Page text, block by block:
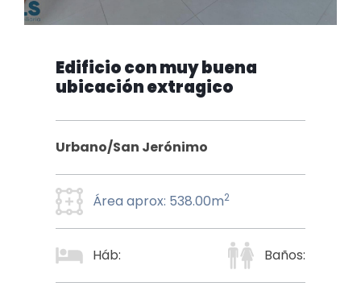
Edificio con muy buena
ubicación extragico
Urbano/San Jerónimo
Área aprox: 538.00m2
Háb: Baños: